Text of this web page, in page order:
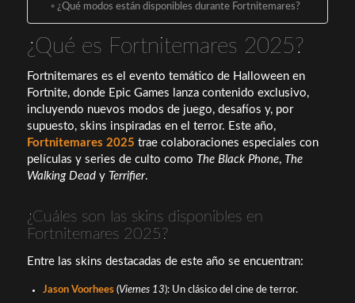
¿Qué modos están disponibles durante Fortnitemares?
¿Qué es Fortnitemares 2025?
Fortnitemares es el evento temático de Halloween en
Fortnite, donde Epic Games lanza contenido exclusivo,
incluyendo nuevos modos de juego, desafíos y, por
supuesto, skins inspiradas en el terror. Este año,
Fortnitemares 2025 trae colaboraciones especiales con
películas y series de culto como The Black Phone, The
Walking Deady Terrifier.
¿Cuáles son las skins disponibles en
Fortnitemares 2025?
Entre las skins destacadas de este año se encuentran:
Jason Voorhees(Viernes 13): Un clásico del cine de terror.